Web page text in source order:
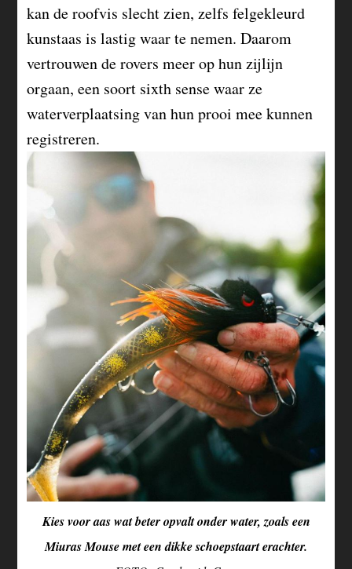
kan de roofvis slecht zien, zelfs felgekleurd
kunstaas is lastig waar te nemen. Daarom
vertrouwen de rovers meer op hun zijlijn
orgaan, een soort sixth sense waar ze
waterverplaatsing van hun prooi mee kunnen
registreren.
Kies voor aas wat beter opvalt onder water, zoals een
Miuras Mouse met een dikke schoepstaart erachter.